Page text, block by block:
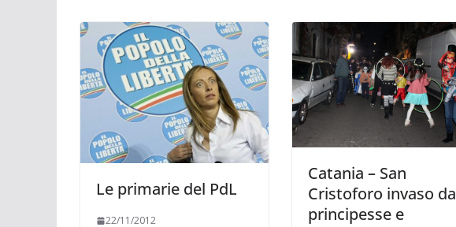
Le primarie del PdL
22/11/2012
Catania – San
Cristoforo invaso da
principesse e